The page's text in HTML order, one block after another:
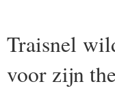
Traisnel
voor zijn